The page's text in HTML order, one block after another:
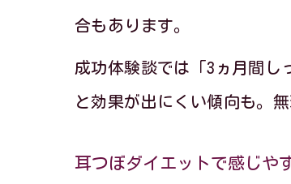
合もあります。
成功体験談では「3ヵ月間し
と効果が出にくい傾向も。
耳つぼダイエットで感じや